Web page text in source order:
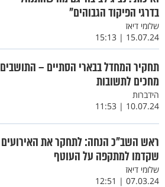
בדרגי הפיקוד הגבוהים"
שלומי דיאז
15.07.24 | 15:13
תחקיר המחדל בבארי הסתיים – התושבים
מחכים לתשובות
הידברות
10.07.24 | 11:53
ראש השב"כ הנחה: לתחקר את האירועים
שקדמו למתקפה על העוטף
שלומי דיאז
07.03.24 | 12:51